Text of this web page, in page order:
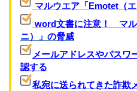
マルウエア「Emotet（
word文書に注意！ マ
ニ）」の脅威
メールアドレスやパスワ
認する
私宛に送られてきた詐欺